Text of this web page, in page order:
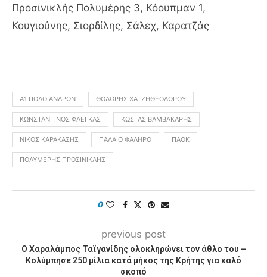
Προσινικλής Πολυμέρης 3, Κόουπμαν 1,
Κουγιούνης, Σιορδίλης, Σάλεχ, Καρατζάς
Α1 ΠΌΛΟ ΑΝΔΡΏΝ ΘΟΔΩΡΉΣ ΧΑΤΖΗΘΕΟΔΏΡΟΥ
ΚΩΝΣΤΑΝΤΊΝΟΣ ΦΛΈΓΚΑΣ ΚΏΣΤΑΣ ΒΑΜΒΑΚΆΡΗΣ
ΝΊΚΟΣ ΚΑΡΑΚΆΣΗΣ ΠΑΛΑΙΌ ΦΆΛΗΡΟ ΠΑΟΚ
ΠΟΛΥΜΈΡΗΣ ΠΡΟΣΙΝΙΚΛΉΣ
0
previous post
Ο Χαραλάμπος Ταϊγανίδης ολοκληρώνει τον άθλο του –
Κολύμπησε 250 μίλια κατά μήκος της Κρήτης για καλό
σκοπό